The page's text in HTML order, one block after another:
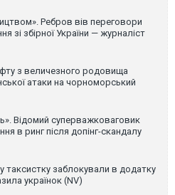
Ребров вів переговори
зі збірної України — журналіст
з величезного родовища
атаки на чорноморський
Відомий суперважковаговик
в ринг після допінг-скандалу
таксистку заблокували в додатку
українок (NV)